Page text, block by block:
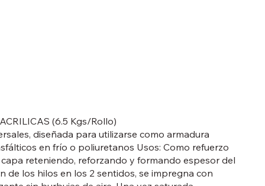
(6.5 Kgs/Rollo)
diseñada para utilizarse como armadura
en frío o poliuretanos Usos: Como refuerzo
reteniendo, reforzando y formando espesor del
de los hilos en los 2 sentidos, se impregna con